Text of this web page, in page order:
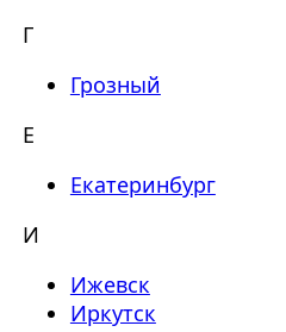
Г
Грозный
Е
Екатеринбург
И
Ижевск
Иркутск